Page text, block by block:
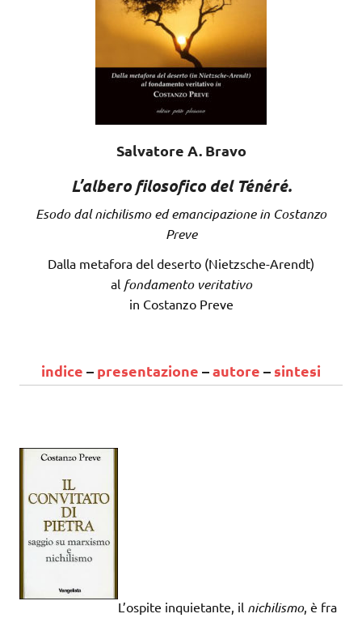
Salvatore A. Bravo
L’albero filosofico del Ténéré.
Esodo dal nichilismo ed emancipazione in Costanzo
Preve
Dalla metafora del deserto (Nietzsche-Arendt)
al fondamento veritativo
in Costanzo Preve
indice – presentazione –autore – sintesi
L’ospite inquietante, il nichilismo, è fra